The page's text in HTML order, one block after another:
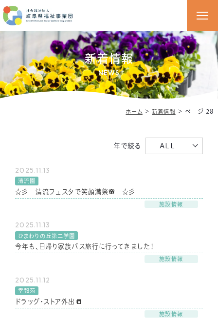
新着情報
NEWS
ホーム ＞新着情報 ＞ ページ 28
年で絞る ALL
2025.11.13
清流園
☆彡 清流フェスタで笑顔満祭🌸 ☆彡
施設情報
2025.11.13
ひまわりの丘第二学園
今年も、日帰り家族バス旅行に行ってきました！
施設情報
2025.11.12
幸報苑
ドラッグ・ストア外出📒
施設情報